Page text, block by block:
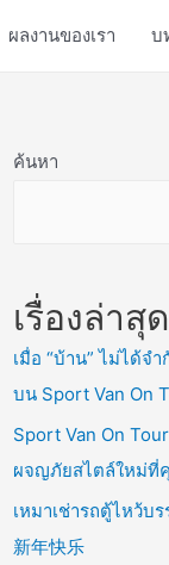
ผลงานของเรา บ
ค้นหา
เรื่องล่าสุด
เมื่อ “บ้าน” ไม่ได้จ
บน Sport Van On
Sport Van On
ผจญภัยสไตล์ใหม่ที่
เหมาเช่ารถตู้ไหว้บ
新年快乐